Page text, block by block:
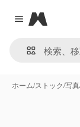
Close menu
Magnific
ホーム/ストック/写真